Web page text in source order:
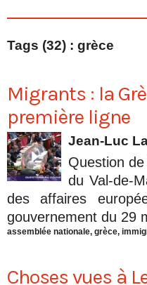
Tags (32) : grèce
Migrants : la
première ligne
Jean-Luc
Question
du Val-de-
des affaires
gouvernement du 29
assemblée nationale, grèce,
Choses vues à